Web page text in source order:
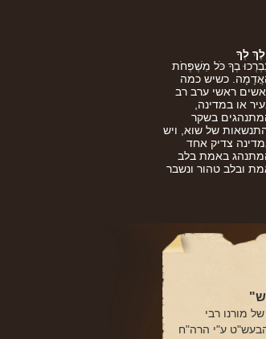
לְךָ
בְךָ כֹּל מִשְׁפְּחֹת
כשיש כמה
ראשי ערב רב
או במדינה,
בשקר
של שוא, ויש
צדיק אחד
באמת בלב
ובלב טהור ונשבר
מורנו רבי
ע"י הרה"ח